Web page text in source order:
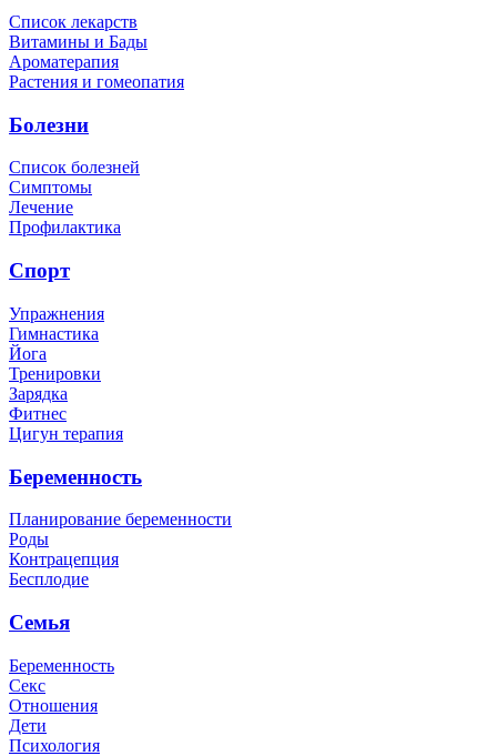
Список лекарств
Витамины и Бады
Ароматерапия
Растения и гомеопатия
Болезни
Список болезней
Симптомы
Лечение
Профилактика
Спорт
Упражнения
Гимнастика
Йога
Тренировки
Зарядка
Фитнес
Цигун терапия
Беременность
Планирование беременности
Роды
Контрацепция
Бесплодие
Семья
Беременность
Секс
Отношения
Дети
Психология